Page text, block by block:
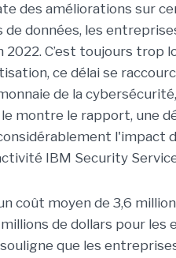
des améliorations sur
de données, les
C’est toujours trop
ce délai se
de la
montre le rapport, une
l'impact
IBM Security
coût moyen de 3,6
de dollars pour les
que les